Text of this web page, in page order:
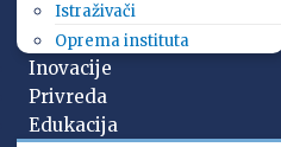
Istraživači
Oprema instituta
Inovacije
Privreda
Edukacija